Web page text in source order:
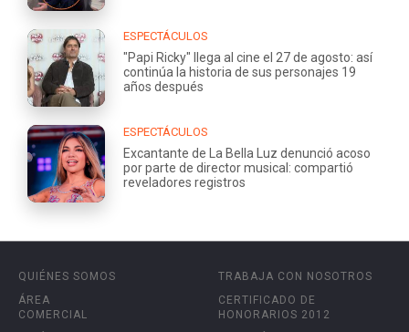
ESPECTÁCULOS
"Papi Ricky" llega al cine el 27 de agosto: así
continúa la historia de sus personajes 19
años después
ESPECTÁCULOS
Excantante de La Bella Luz denunció acoso
por parte de director musical: compartió
reveladores registros
QUIÉNES SOMOS
ÁREA
COMERCIAL
TRABAJA CON NOSOTROS
CERTIFICADO DE
HONORARIOS 2012